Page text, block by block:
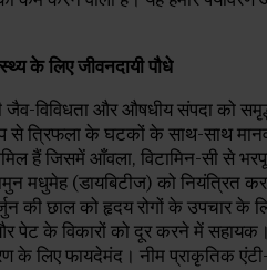
के लिए जीवनदायी पौधे
विविधता और औषधीय संपदा को
त्रिफला के घटकों के साथ-साथ मानव
हैं जिसमें ​आँवला, विटामिन-सी से
मधुमेह (डायबिटीज) को नियंत्रित
की छाल को हृदय रोगों के उपचार के
पेट के विकारों को दूर करने में
के लिए फायदेमंद। ​नीम प्राकृतिक